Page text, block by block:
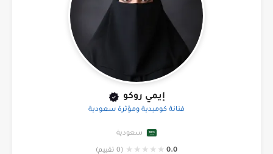
إيمي روكو
فنانة كوميدية ومؤثرة سعودية
سعودية
0.0
★
★
★
★
★ (0 تقييم)